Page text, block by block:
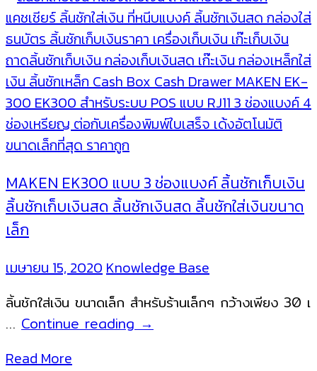
ขนาด
เล็ก
Maken
EK-
300
สำหรับ
เล็กๆ
MAKEN EK300 แบบ 3 ช่องแบงค์ ลิ้นชักเก็บเงิน
ลิ้นชักเก็บเงินสด ลิ้นชักเงินสด ลิ้นชักใส่เงินขนาด
เล็ก
เมษายน 15, 2020Knowledge Base
ลิ้นชักใส่เงิน ขนาดเล็ก สำหรับร้านเล็กๆ กว้างเพียง 30 เ
… Continue readingMAKEN
→
Read More